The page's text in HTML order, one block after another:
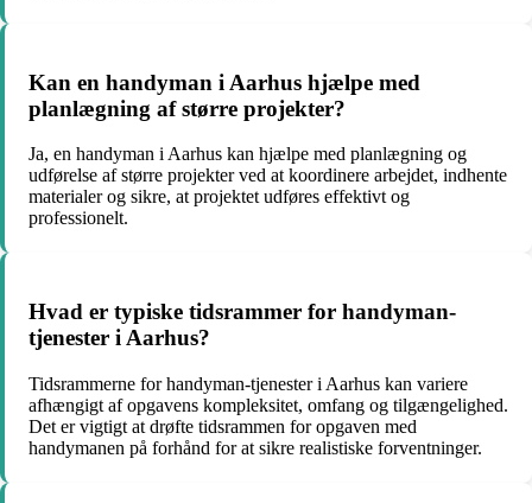
Kan en handyman i Aarhus hjælpe med
planlægning af større projekter?
Ja, en handyman i Aarhus kan hjælpe med planlægning og
udførelse af større projekter ved at koordinere arbejdet, indhente
materialer og sikre, at projektet udføres effektivt og
professionelt.
Hvad er typiske tidsrammer for handyman-
tjenester i Aarhus?
Tidsrammerne for handyman-tjenester i Aarhus kan variere
afhængigt af opgavens kompleksitet, omfang og tilgængelighed.
Det er vigtigt at drøfte tidsrammen for opgaven med
handymanen på forhånd for at sikre realistiske forventninger.